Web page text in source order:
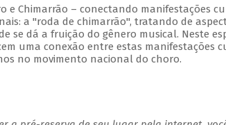
e Chimarrão – conectando manifestações
a "roda de chimarrão", tratando de
se dá a fruição do gênero musical. Neste
uma conexão entre estas manifestações
no movimento nacional do choro.